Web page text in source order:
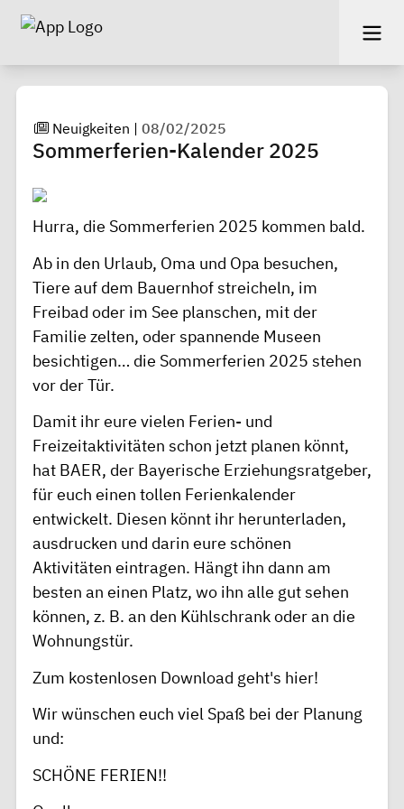
Neuigkeiten |08/02/2025
Sommerferien-Kalender 2025
Hurra, die Sommerferien 2025 kommen bald.
Ab in den Urlaub, Oma und Opa besuchen,
Tiere auf dem Bauernhof streicheln, im
Freibad oder im See planschen, mit der
Familie zelten, oder spannende Museen
besichtigen… die Sommerferien 2025 stehen
vor der Tür.
Damit ihr eure vielen Ferien- und
Freizeitaktivitäten schon jetzt planen könnt,
hat BAER, der Bayerische Erziehungsratgeber,
für euch einen tollen Ferienkalender
entwickelt. Diesen könnt ihr herunterladen,
ausdrucken und darin eure schönen
Aktivitäten eintragen. Hängt ihn dann am
besten an einen Platz, wo ihn alle gut sehen
können, z. B. an den Kühlschrank oder an die
Wohnungstür.
Zum kostenlosen Download geht's hier!
Wir wünschen euch viel Spaß bei der Planung
und:
SCHÖNE FERIEN!!